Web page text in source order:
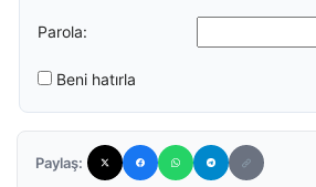
Parola:
Beni hatırla
Paylaş: